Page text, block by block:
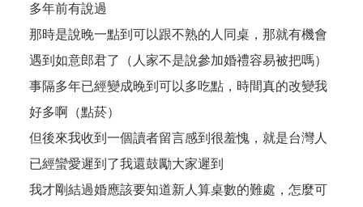
多年前有說過
那時是說晚一點到可以跟不熟的人同桌，那就有機會
遇到如意郎君了（人家不是說參加婚禮容易被把嗎）
事隔多年已經變成晚到可以多吃點，時間真的改變我
好多啊（點菸）
但後來我收到一個讀者留言感到很羞愧，就是台灣人
已經蠻愛遲到了我還鼓勵大家遲到
我才剛結過婚應該要知道新人算桌數的難處，怎麼可